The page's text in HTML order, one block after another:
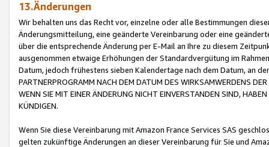
13.Änderungen
Wir behalten uns das Recht vor, einzelne oder alle Bestimmungen
Änderungsmitteilung, eine geänderte Vereinbarung oder eine
über die entsprechende Änderung per E-Mail an Ihre zu diesem
ausgenommen etwaige Erhöhungen der Standardvergütung im
Datum, jedoch frühestens sieben Kalendertage nach dem Datum, an
PARTNERPROGRAMM NACH DEM DATUM DES WIRKSAMWERDENS
WENN SIE MIT EINER ÄNDERUNG NICHT EINVERSTANDEN SIND,
KÜNDIGEN.
Wenn Sie diese Vereinbarung mit Amazon France Services SAS
gelten zukünftige Änderungen an dieser Vereinbarung für Sie und